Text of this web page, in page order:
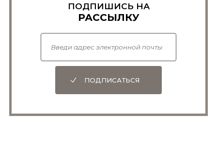
ПОДПИШИСЬ НА
РАССЫЛКУ
ПОДПИСАТЬСЯ